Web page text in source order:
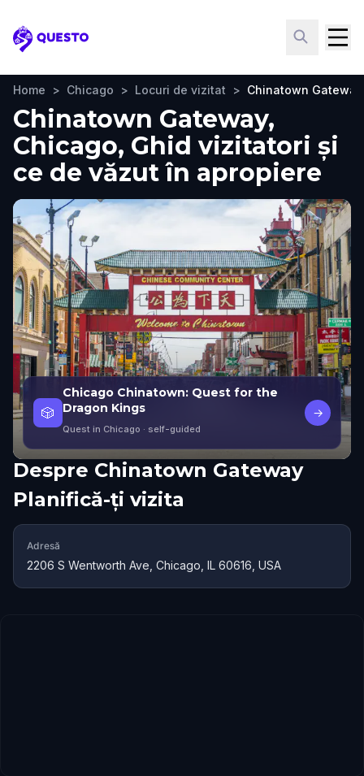
Questo
Home > Chicago > Locuri de vizitat > Chinatown Gateway
Chinatown Gateway,
Chicago, Ghid vizitatori și
ce de văzut în apropiere
🎲
Chicago Chinatown: Quest for the
Dragon Kings
Quest in Chicago · self-guided
→
Despre Chinatown Gateway
Planifică-ți vizita
Adresă
2206 S Wentworth Ave, Chicago, IL 60616, USA